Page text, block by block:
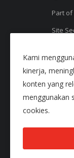
Part
Site
Kami
kinerja,
konten yang
menggunakan
cookies.